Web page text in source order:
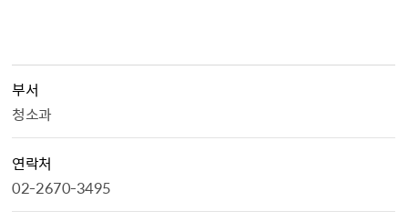
부서
청소과
연락처
02-2670-3495